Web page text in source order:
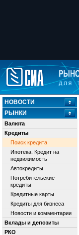
НОВОСТИ
РЫНКИ
Валюта
Кредиты
Поиск кредита
Ипотека. Кредит на
недвижимость
Автокредиты
Потребительские
кредиты
Кредитные карты
Кредиты для бизнеса
Новости и комментарии
Вклады и депозиты
РКО